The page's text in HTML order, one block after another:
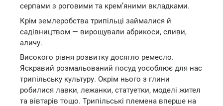
серпами з роговими та крем’яними вкладками.
Крім землеробства трипільці займалися й
садівництвом — вирощували абрикоси, сливи,
аличу.
Високого рівня розвитку досягло ремесло.
Яскравий розмальований посуд уособлює для нас
трипільську культуру. Окрім нього з глини
робилися лавки, лежанки, статуетки, моделі жител
та вівтарів тощо. Трипільські племена вперше на